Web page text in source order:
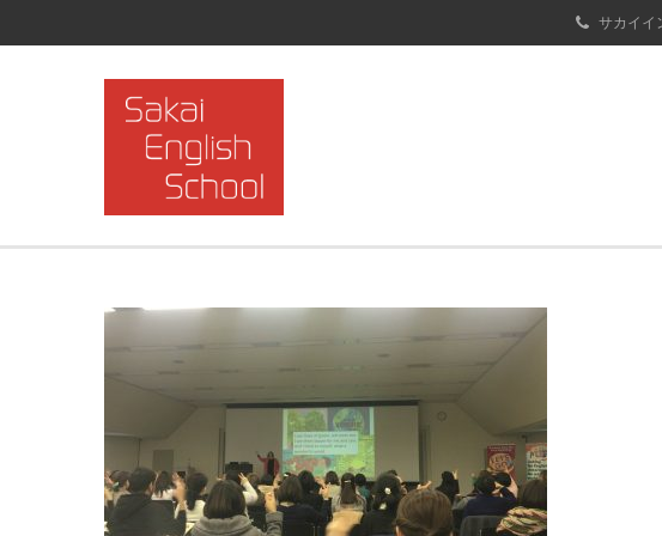
サカイ